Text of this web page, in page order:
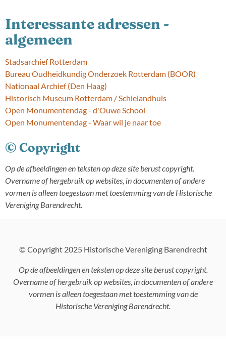
Interessante adressen -
algemeen
Stadsarchief Rotterdam
Bureau Oudheidkundig Onderzoek Rotterdam (BOOR)
Nationaal Archief (Den Haag)
Historisch Museum Rotterdam / Schielandhuis
Open Monumentendag - d'Ouwe School
Open Monumentendag - Waar wil je naar toe
© Copyright
Op de afbeeldingen en teksten op deze site berust copyright.
Overname of hergebruik op websites, in documenten of andere
vormen is alleen toegestaan met toestemming van de Historische
Vereniging Barendrecht.
© Copyright 2025 Historische Vereniging Barendrecht
Op de afbeeldingen en teksten op deze site berust copyright.
Overname of hergebruik op websites, in documenten of andere
vormen is alleen toegestaan met toestemming van de
Historische Vereniging Barendrecht.